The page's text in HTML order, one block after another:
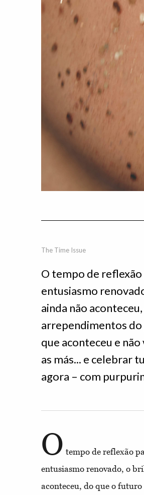
The Time Issue
O tempo de reflexão
entusiasmo
ainda não
arrependimentos do
que aconteceu e
as más... e celebrar
agora – com
O tempo de reflexão
entusiasmo renovado, o
aconteceu, do que o